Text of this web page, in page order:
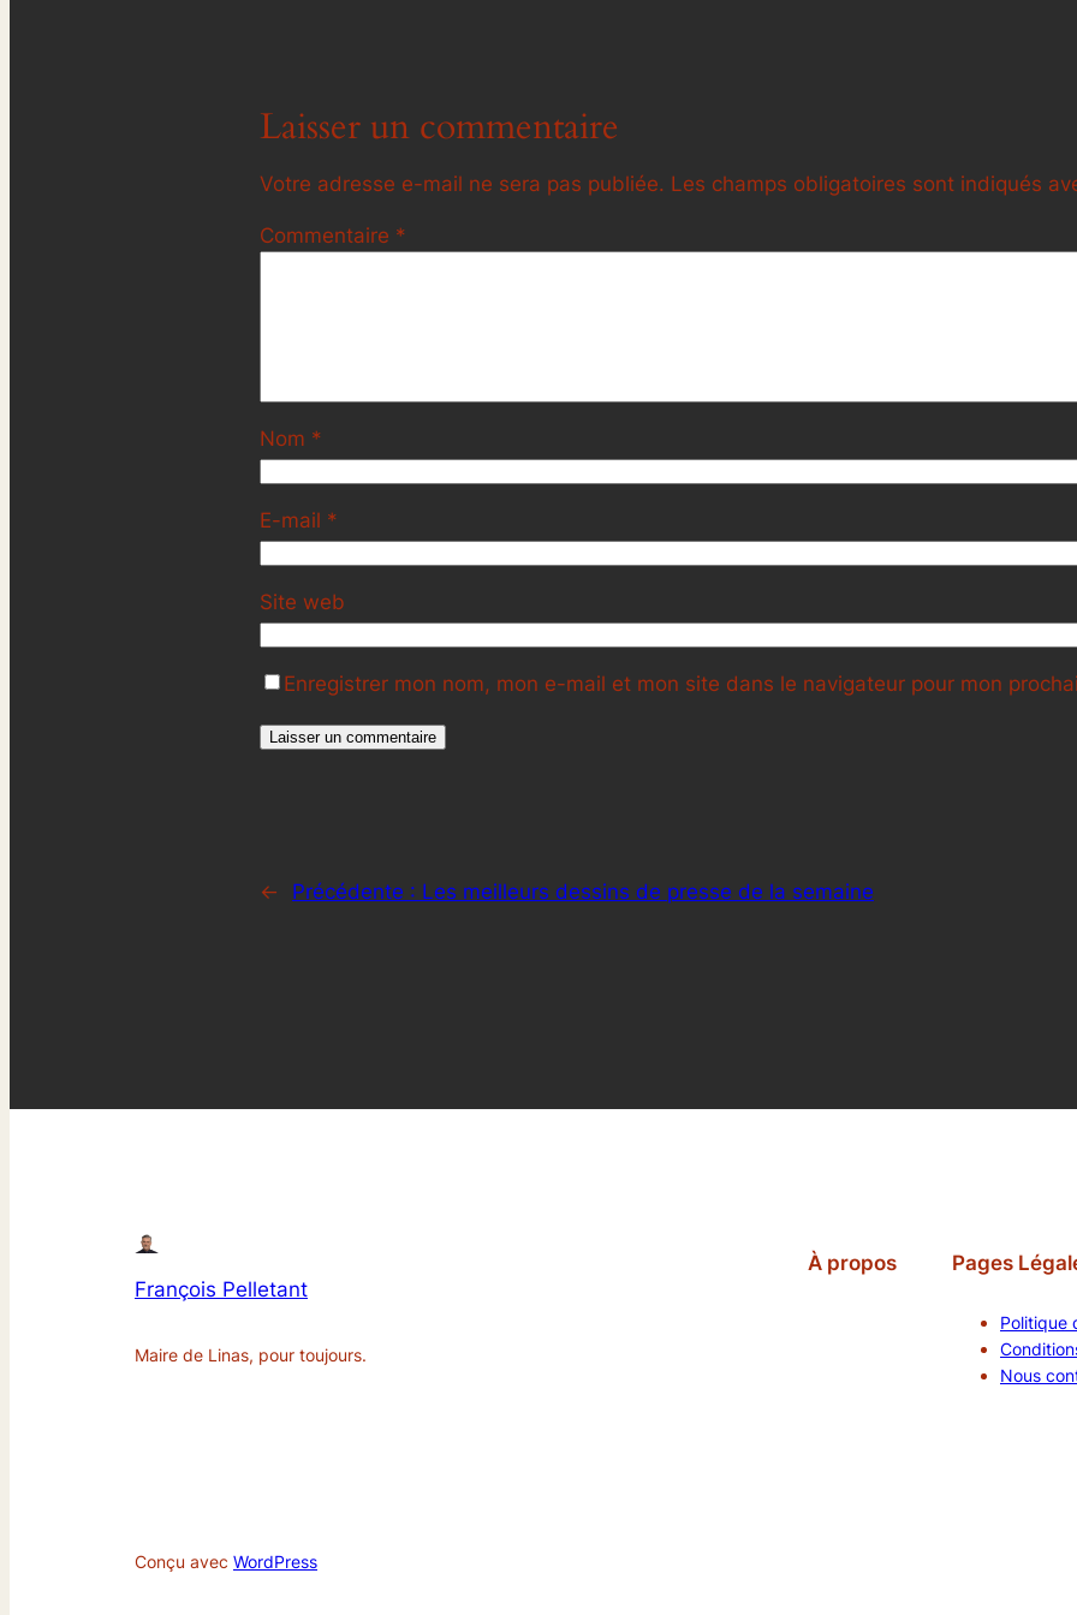
Laisser un commentaire
Votre adresse e-mail ne sera pas publiée. Les champs obligatoires sont indiqués
Commentaire *
Nom *
E-mail *
Site web
Enregistrer mon nom, mon e-mail et mon site dans le navigateur pour mon
← Précédente : Les meilleurs dessins de presse de la semaine
François Pelletant
Maire de Linas, pour toujours.
À propos Pages
Politique
Nous
Conçu avec WordPress